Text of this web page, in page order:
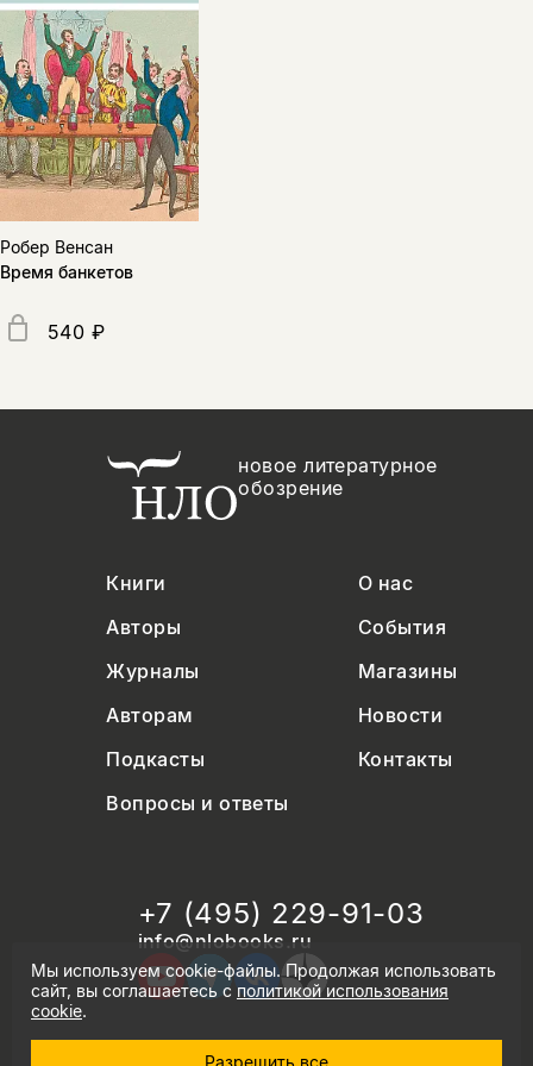
Робер Венсан
Время банкетов
540 ₽
новое литературное
обозрение
Книги
О нас
Авторы
События
Журналы
Магазины
Авторам
Новости
Подкасты
Контакты
Вопросы и ответы
+7 (495) 229-91-03
info@nlobooks.ru
Мы используем cookie-файлы. Продолжая использовать
сайт, вы соглашаетесь сполитикой использования
cookie.
Разрешить все